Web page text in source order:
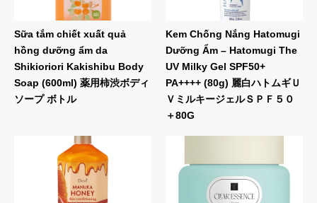
Sữa tắm chiết xuất quả
hồng dưỡng ẩm da
Shikioriori Kakishibu Body
Soap (600ml) 薬用柿渋ボディ
ソープ ボトル
Kem Chống Nắng Hatomugi
Dưỡng Ẩm – Hatomugi The
UV Milky Gel SPF50+
PA++++ (80g) 麗白ハトムギＵ
ＶミルキージェルＳＰＦ５０
＋80G